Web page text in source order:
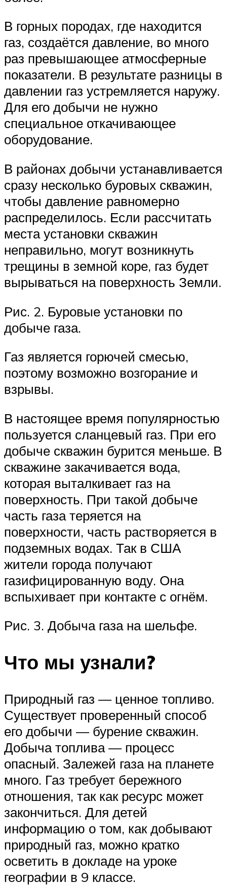
В горных породах, где находится
газ, создаётся давление, во много
раз превышающее атмосферные
показатели. В результате разницы в
давлении газ устремляется наружу.
Для его добычи не нужно
специальное откачивающее
оборудование.
В районах добычи устанавливается
сразу несколько буровых скважин,
чтобы давление равномерно
распределилось. Если рассчитать
места установки скважин
неправильно, могут возникнуть
трещины в земной коре, газ будет
вырываться на поверхность Земли.
Рис. 2. Буровые установки по
добыче газа.
Газ является горючей смесью,
поэтому возможно возгорание и
взрывы.
В настоящее время популярностью
пользуется сланцевый газ. При его
добыче скважин бурится меньше. В
скважине закачивается вода,
которая выталкивает газ на
поверхность. При такой добыче
часть газа теряется на
поверхности, часть растворяется в
подземных водах. Так в США
жители города получают
газифицированную воду. Она
вспыхивает при контакте с огнём.
Рис. 3. Добыча газа на шельфе.
Что мы узнали?
Природный газ — ценное топливо.
Существует проверенный способ
его добычи — бурение скважин.
Добыча топлива — процесс
опасный. Залежей газа на планете
много. Газ требует бережного
отношения, так как ресурс может
закончиться. Для детей
информацию о том, как добывают
природный газ, можно кратко
осветить в докладе на уроке
географии в 9 классе.